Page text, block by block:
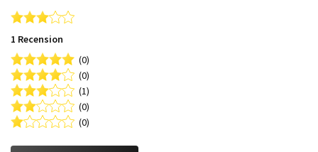
3.0 star rating
1 Recension
(0)
(0)
(1)
(0)
(0)